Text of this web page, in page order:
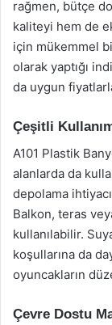
rağmen, bütçe
kaliteyi hem de
için mükemmel
olarak yaptığı
da uygun
Çeşitli
A101 Plastik
alanlarda da
depolama
Balkon, teras
kullanılabilir.
koşullarına da
oyuncakların
Çevre Dostu